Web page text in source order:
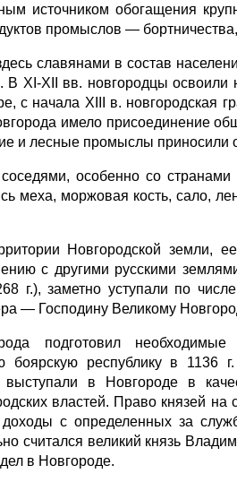
источником обогащения
промыслов —
славянами в состав
В XI-XII вв. новгородцы
с начала XIII в. новгородская
имело присоединение
и лесные промыслы приносили
особенно со
меха, моржовая кость, сало,
Новгородской земли,
с другими русскими
г.), заметно уступали по
— Господину Великому
подготовил
боярскую республику в 1136
в Новгороде в
властей. Право князей
с определенных за
считался великий князь
в Новгороде.